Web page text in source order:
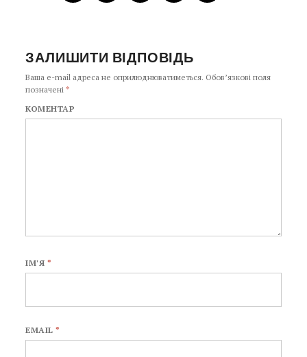
ЗАЛИШИТИ ВІДПОВІДЬ
Ваша e-mail адреса не оприлюднюватиметься. Обов’язкові поля
позначені*
КОМЕНТАР
ІМ'Я *
EMAIL*